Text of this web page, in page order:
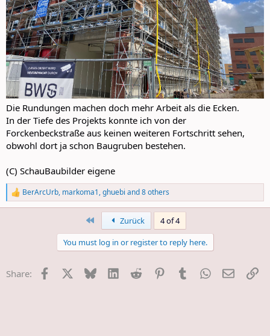
Die Rundungen machen doch mehr Arbeit als die Ecken.
In der Tiefe des Projekts konnte ich von der
Forckenbeckstraße aus keinen weiteren Fortschritt sehen,
obwohl dort ja schon Baugruben bestehen.
(C) SchauBaubilder eigene
R
e
s
BerArcUrb, markoma1,ghuebi and 8 others
Zurück
4 of 4
You must log in or register to reply here.
Share: Facebook Bluesky LinkedInReddit PinterestTumblrWhatsApp
E-Mail